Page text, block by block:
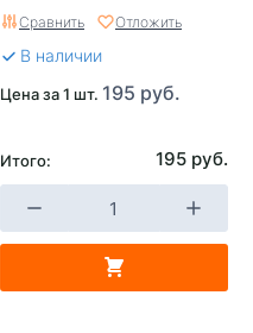
Сравнить Отложить
В наличии
Цена за 1 шт. 195 руб.
Итого: 195 руб.